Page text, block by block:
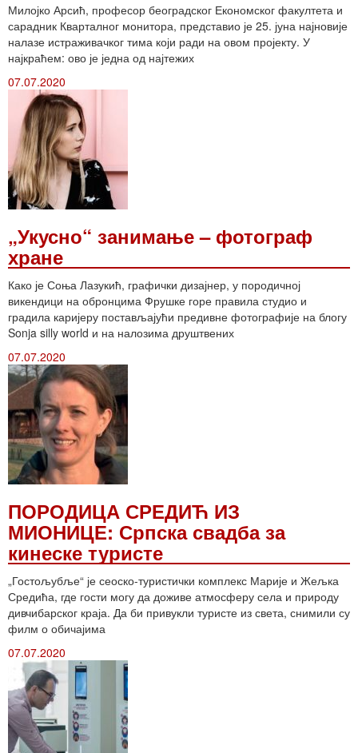
Милојко Арсић, професор београдског Економског факултета и
сарадник Кварталног монитора, представио је 25. јуна најновије
налазе истраживачког тима који ради на овом пројекту. У
најкраћем: ово је једна од најтежих
07.07.2020
„Укусно“ занимање – фотограф
хране
Како је Соња Лазукић, графички дизајнер, у породичној
викендици на обронцима Фрушке горе правила студио и
градила каријеру постављајући предивне фотографије на блогу
Sonja silly world и на налозима друштвених
07.07.2020
ПОРОДИЦА СРЕДИЋ ИЗ
МИОНИЦЕ: Српска свадба за
кинеске туристе
„Гостољубље“ је сеоско-туристички комплекс Марије и Жељка
Средића, где гости могу да доживе атмосферу села и природу
дивчибарског краја. Да би привукли туристе из света, снимили су
филм о обичајима
07.07.2020